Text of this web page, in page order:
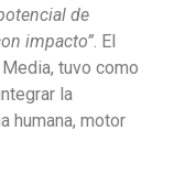
de
impacto” . El
tuvo como
la
humana, motor